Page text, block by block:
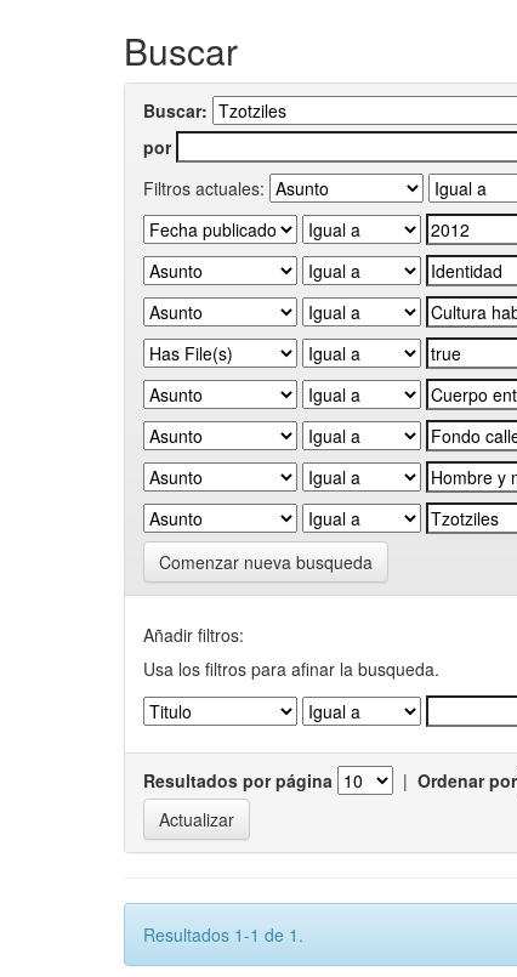
Buscar
Buscar:
por
Filtros actuales:
Comenzar nueva busqueda
Añadir filtros:
Usa los filtros para afinar la busqueda.
Resultados por página | Ordenar por
Resultados 1-1 de 1.